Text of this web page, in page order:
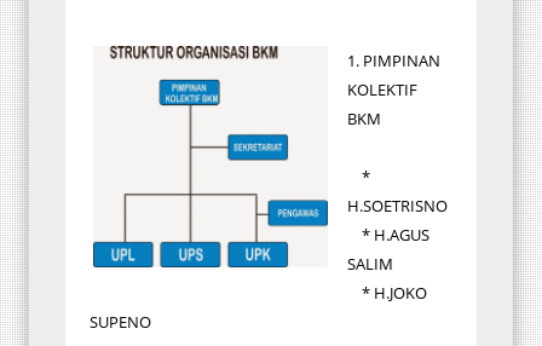
1. PIMPINAN
KOLEKTIF
BKM
*
H.SOETRISNO
* H.AGUS
SALIM
* H.JOKO
SUPENO